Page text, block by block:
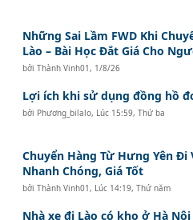
Những Sai Lầm FWD Khi
Lào – Bài Học Đắt Giá Cho
bởiThành Vinh01, 1/8/26
Lợi ích khi sử dụng đồng hồ
bởi Phương_bilalo, Lúc 15:59, Thứ ba
Chuyển Hàng Từ Hưng Yên Đi
Nhanh Chóng, Giá Tốt
bởiThành Vinh01, Lúc 14:19, Thứ năm
Nhà xe đi Lào có kho ở Hà Nội